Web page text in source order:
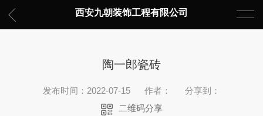
西安九朝装饰工程有限公司
陶一郎瓷砖
发布时间：2022-07-15 作者：
分享到：
二维码分享